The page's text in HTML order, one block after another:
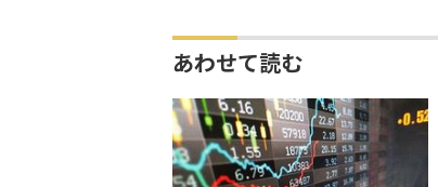
あわせて読む